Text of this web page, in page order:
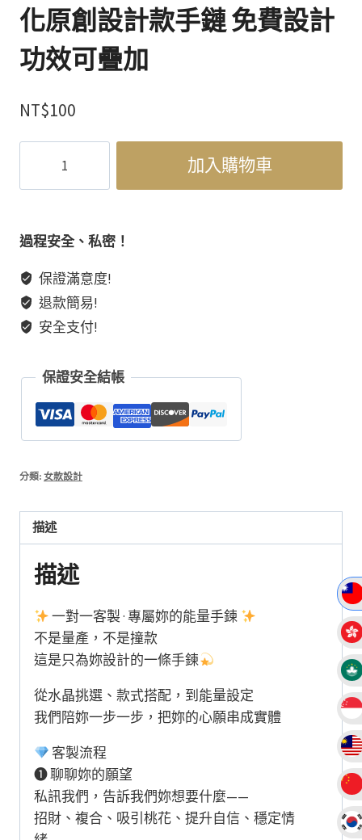
化原創設計款手鏈 免費設計
功效可疊加
NT$100
客
3】
拍
1v1
客
設
款
免
加入購物車
過程安全、私密！
保證滿意度!
退款簡易!
安全支付!
保證安全結帳
分類: 女款設計
描述
描述
一對一客製 · 專屬妳的能量手鍊
不是量產，不是撞款
這是只為妳設計的一條手鍊
從水晶挑選、款式搭配，到能量設定
我們陪妳一步一步，把妳的心願串成實體
客製流程
❶ 聊聊妳的願望
私訊我們，告訴我們妳想要什麼——
招財、複合、吸引桃花、提升自信、穩定情